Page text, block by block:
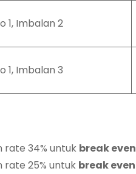
1, Imbalan 2
1, Imbalan 3
rate 34% untuk break even
rate 25% untuk break even